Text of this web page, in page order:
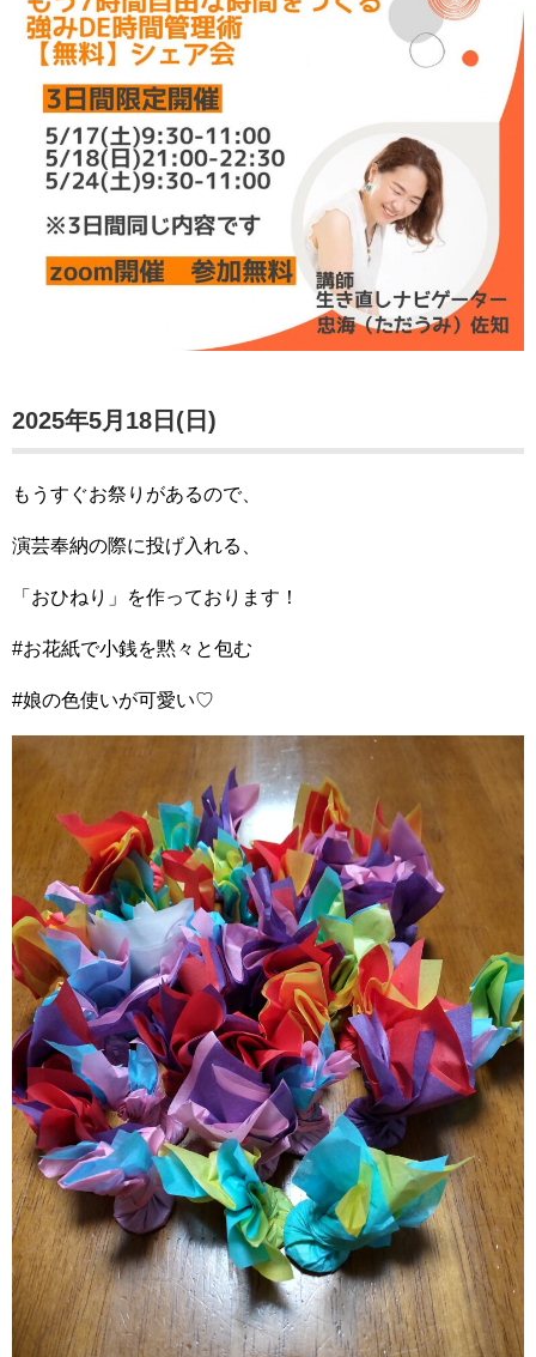
2025年5月18日(日)
もうすぐお祭りがあるので、
演芸奉納の際に投げ入れる、
「おひねり」を作っております！
#お花紙で小銭を黙々と包む
#娘の色使いが可愛い♡